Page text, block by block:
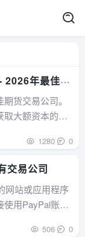
2026年最佳选
货交易公司。
取大额资本的绝
1280 0
交易公司
网站或应用程序
用PayPal账户
506 0